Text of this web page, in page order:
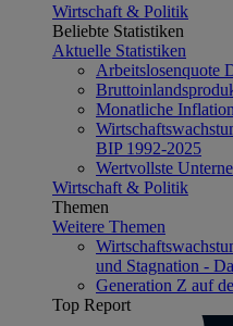
Wirtschaft & Politik
Beliebte Statistiken
Aktuelle Statistiken
Arbeitslosenquote
Monatliche
BIP 1992-2025
Wertvollste
Wirtschaft & Politik
Themen
Weitere Themen
und Stagnation -
Generation Z auf
Top Report